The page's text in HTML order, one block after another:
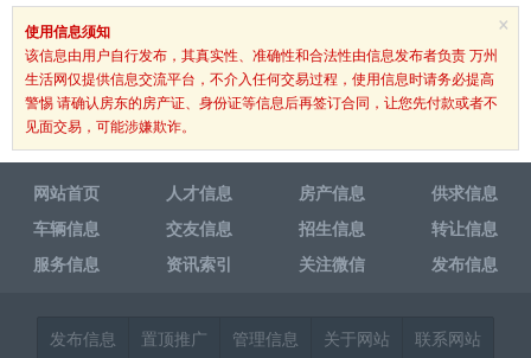
×
使用信息须知
该信息由用户自行发布，其真实性、准确性和合法性由信息发布者负责 万州
生活网仅提供信息交流平台，不介入任何交易过程，使用信息时请务必提高
警惕 请确认房东的房产证、身份证等信息后再签订合同，让您先付款或者不
见面交易，可能涉嫌欺诈。
网站首页 人才信息 房产信息
供求信息
车辆信息
交友信息 招生信息
转让信息
服务信息
资讯索引 关注微信 发布信息
发布信息 置顶推广 管理信息 关于网站 联系网站